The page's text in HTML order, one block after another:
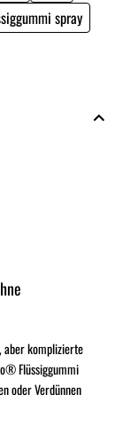
spray
aber komplizierte
Flüssiggummi
oder Verdünnen